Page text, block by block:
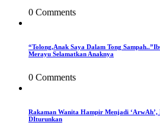
0 Comments
“Tolong,Anak Saya Dalam Tong
Merayu Selamatkan Anaknya
0 Comments
Rakaman Wanita Hampir Menjadi
DIturunkan